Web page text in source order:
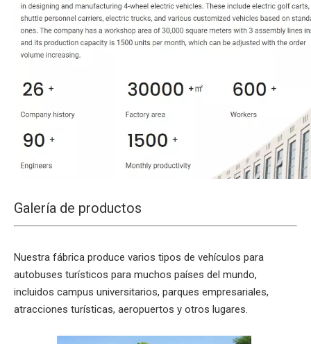
Galería de productos
Nuestra fábrica produce varios tipos de vehículos para
autobuses turísticos para muchos países del mundo,
incluidos campus universitarios, parques empresariales,
atracciones turísticas, aeropuertos y otros lugares.